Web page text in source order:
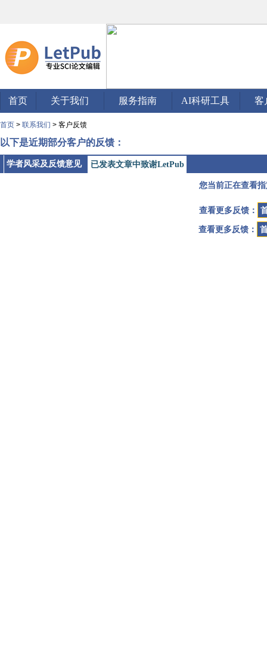
首页 关于我们 服务指南 AI科研工具 客
首页 > 联系我们 > 客户反馈
以下是近期部分客户的反馈：
学者风采及反馈意见 已发表文章中致谢LetPub
您当前正在查看
查看更多反馈：
查看更多反馈：